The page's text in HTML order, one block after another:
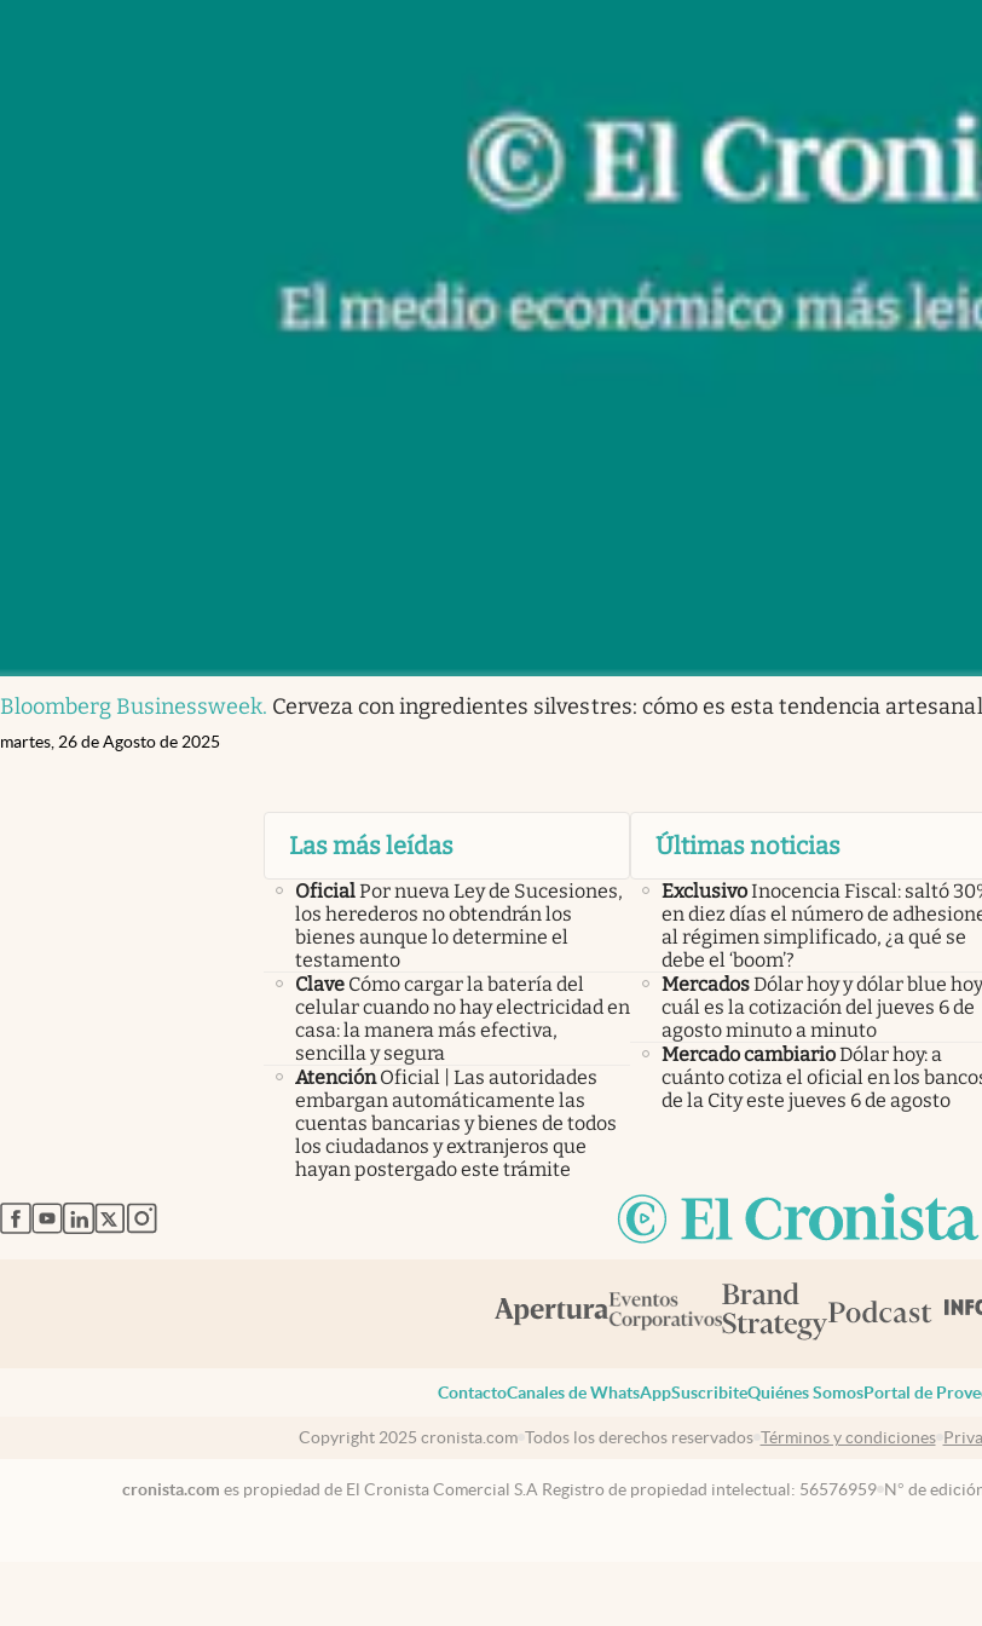
Bloomberg Businessweek. Cerveza con ingredientes silvestres: cómo es esta tendencia
martes, 26 de Agosto de 2025
Las más leídas
OficialPor nueva Ley de Sucesiones,
los herederos no obtendrán los
bienes aunque lo determine el
testamento
Clave Cómo cargar la batería del
celular cuando no hay electricidad en
casa: la manera más efectiva,
sencilla y segura
Atención Oficial | Las autoridades
embargan automáticamente las
cuentas bancarias y bienes de todos
los ciudadanos y extranjeros que
hayan postergado este trámite
Últimas noticias
ExclusivoInocencia Fiscal: saltó
en diez días el número de
al régimen simplificado, ¿a qué se
debe el ‘boom’?
MercadosDólar hoy y dólar blue
cuál es la cotización del jueves 6 de
agosto minuto a minuto
Mercado cambiarioDólar hoy: a
cuánto cotiza el oficial en los
de la City este jueves 6 de agosto
abre en nueva pestaña
abre en nueva pestaña
abre en nueva pestaña
abre en nueva pestaña
abre en nueva pestaña
ContactoCanales de WhatsAppSuscribiteQuiénes SomosPortal de
Copyright 2025 cronista.com Todos los derechos reservados Términos y condiciones
cronista.com es propiedad de El Cronista Comercial S.A Registro de propiedad intelectual: 56576959 N° de